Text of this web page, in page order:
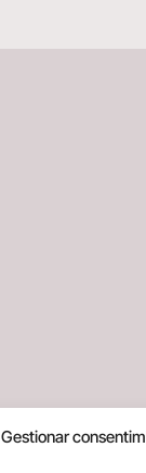
Gestionar